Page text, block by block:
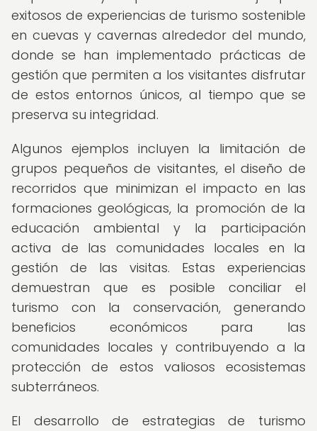
exitosos de experiencias de turismo sostenible
en cuevas y cavernas alrededor del mundo,
donde se han implementado prácticas de
gestión que permiten a los visitantes disfrutar
de estos entornos únicos, al tiempo que se
preserva su integridad.
Algunos ejemplos incluyen la limitación de
grupos pequeños de visitantes, el diseño de
recorridos que minimizan el impacto en las
formaciones geológicas, la promoción de la
educación ambiental y la participación
activa de las comunidades locales en la
gestión de las visitas. Estas experiencias
demuestran que es posible conciliar el
turismo con la conservación, generando
beneficios económicos para las
comunidades locales y contribuyendo a la
protección de estos valiosos ecosistemas
subterráneos.
El desarrollo de estrategias de turismo